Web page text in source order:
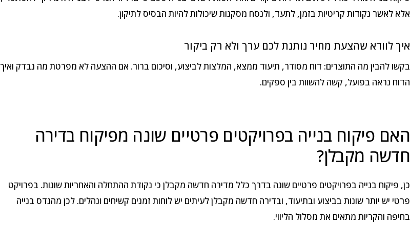
אלא לאשר נקודות קריטיות בזמן, לתעד, ולנסח מסקנות שיכולות להיות הבסיס לתיקון.
איך לוודא שהצעת מחיר נותנת לכם ערך ולא רק ביקור
בקשו להבין מה התוצרים: דוח מסודר, תיעוד ממצא, המלצות לביצוע, וסיכום ברור. אם ההצעה לא מפרטת מה נבדק ואיך
הדוח נראה בפועל, קשה להשוות בין ספקים.
האם פיקוח בנייה בפרויקטים פרטיים שונה מפיקוח בדירה
חדשה מקבלן?
כן, פיקוח בנייה בפרויקטים פרטיים שונה בדרך כלל מדירה חדשה מקבלן כי נקודת ההתחלה והאחריות שונות. בפרויקט
פרטי יש יותר שונות בביצוע ובתיעוד, ובדירה חדשה מקבלן לעיתים יש לוחות זמנים קשיחים ונהלים. לכן מהנדס בנייה
בחיפה והקריות מתאים את מסלול הליווי.